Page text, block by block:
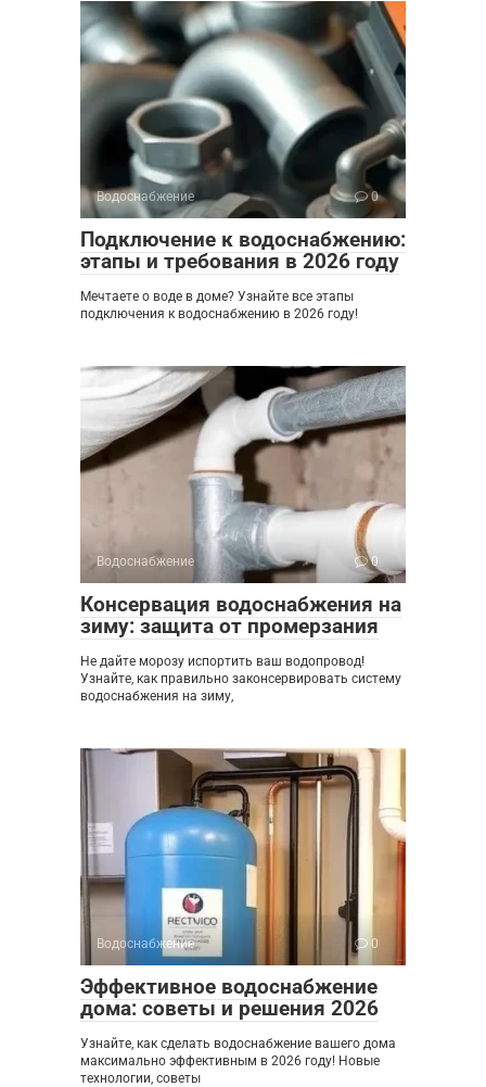
Водоснабжение 0
Подключение к водоснабжению:
этапы и требования в 2026 году
Мечтаете о воде в доме? Узнайте все этапы
подключения к водоснабжению в 2026 году!
Водоснабжение 0
Консервация водоснабжения на
зиму: защита от промерзания
Не дайте морозу испортить ваш водопровод!
Узнайте, как правильно законсервировать систему
водоснабжения на зиму,
Водоснабжение 0
Эффективное водоснабжение
дома: советы и решения 2026
Узнайте, как сделать водоснабжение вашего дома
максимально эффективным в 2026 году! Новые
технологии, советы